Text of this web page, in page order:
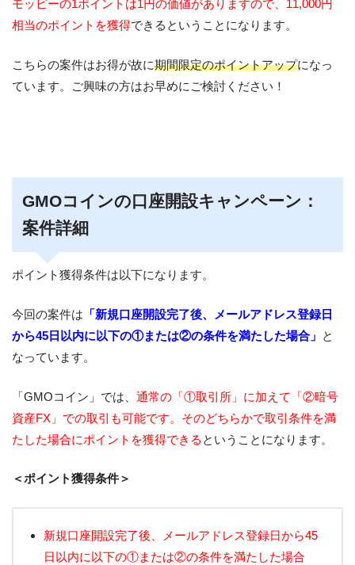
モッピーの1ポイントは1円の価値がありますので、11,000円
相当のポイントを獲得できるということになります。
こちらの案件はお得が故に期間限定のポイントアップになっ
ています。ご興味の方はお早めにご検討ください！
GMOコインの口座開設キャンペーン：
案件詳細
ポイント獲得条件は以下になります。
今回の案件は 「新規口座開設完了後、メールアドレス登録日
から45日以内に以下の①または②の条件を満たした場合」 と
なっています。
「GMOコイン」では、 通常の「①取引所」に加えて「②暗号
資産FX」での取引も可能です。そのどちらかで取引条件を満
たした場合にポイントを獲得できる ということになります。
＜ポイント獲得条件＞
新規口座開設完了後、メールアドレス登録日から45
日以内に以下の①または②の条件を満たした場合